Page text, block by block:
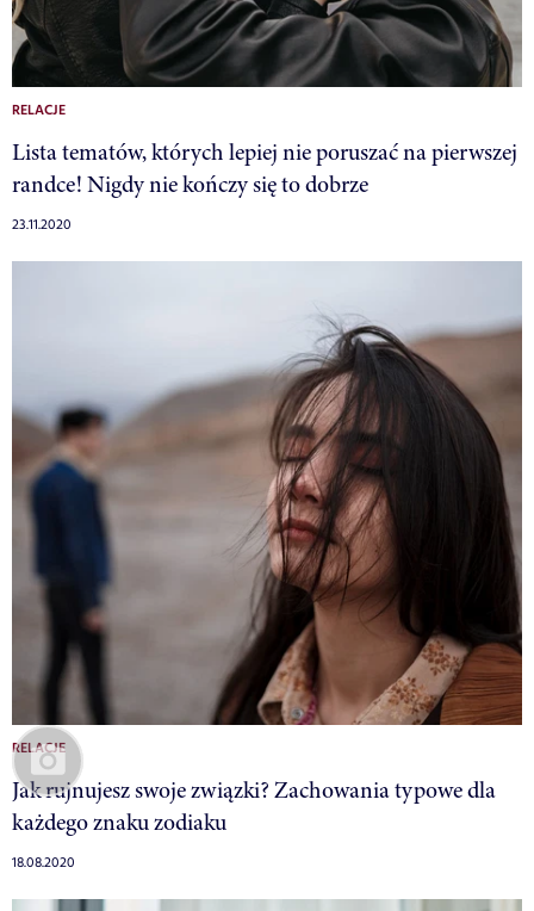
RELACJE
Lista tematów, których lepiej nie poruszać na pierwszej
randce! Nigdy nie kończy się to dobrze
23.11.2020
RELACJE
Jak rujnujesz swoje związki? Zachowania typowe dla
każdego znaku zodiaku
18.08.2020